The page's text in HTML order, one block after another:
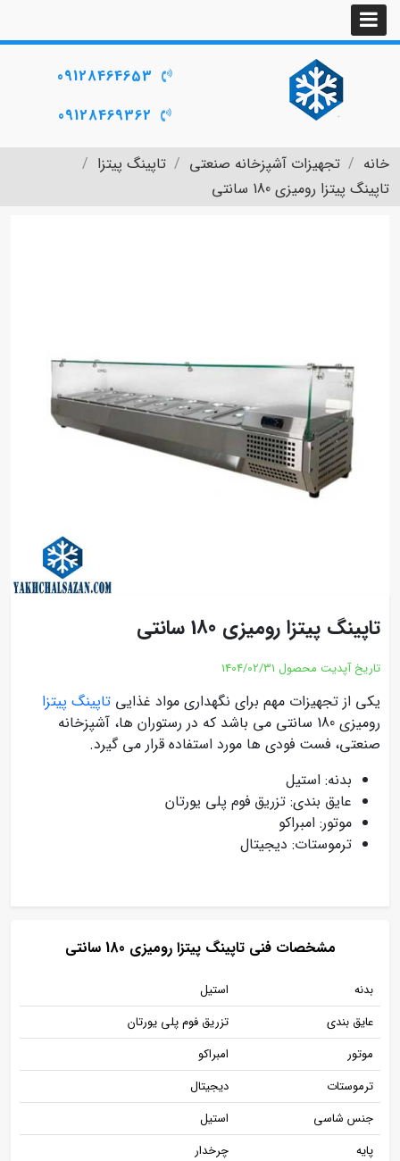
09128464653
09128469362
خانه تجهیزات آشپزخانه صنعتی
تاپینگ پیتزا
تاپینگ پیتزا رومیزی 180 سانتی
تاپینگ پیتزا رومیزی 180 سانتی
تاریخ آپدیت محصول 1404/02/31
یکی از تجهیزات مهم برای نگهداری مواد غذایی تاپینگ پیتزا
رومیزی 180 سانتی می باشد که در رستوران ها، آشپزخانه
صنعتی، فست فودی ها مورد استفاده قرار می گیرد.
بدنه: استیل
عایق بندی: تزریق فوم پلی یورتان
موتور: امبراکو
ترموستات: دیجیتال
مشخصات فنی تاپینگ پیتزا رومیزی 180 سانتی
بدنه
استیل
عایق بندی
تزریق فوم پلی یورتان
موتور
امبراکو
ترموستات
دیجیتال
جنس شاسی
استیل
پایه
چرخدار